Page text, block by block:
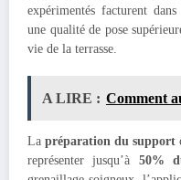
expérimentés facturent
une qualité de pose
vie de la terrasse.
A LIRE : Comment
La préparation du support
représenter jusqu’à 50%